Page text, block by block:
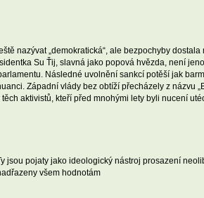
nazývat „demokratická“, ale bezpochyby dostala
Su Ťij, slavná jako popová hvězda, není
Následné uvolnění sankcí potěší jak
Západní vlády bez obtíží přecházely z názvu
aktivistů, kteří před mnohými lety byli nucení
jsou pojaty jako ideologický nástroj prosazení
všem hodnotám